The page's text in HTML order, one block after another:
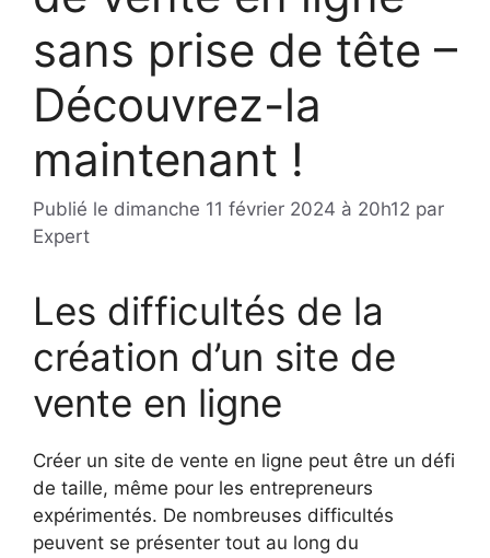
sans prise de tête –
Découvrez-la
maintenant !
Publié le dimanche 11 février 2024 à 20h12 par
Expert
Les difficultés de la
création d’un site de
vente en ligne
Créer un site de vente en ligne peut être un défi
de taille, même pour les entrepreneurs
expérimentés. De nombreuses difficultés
peuvent se présenter tout au long du